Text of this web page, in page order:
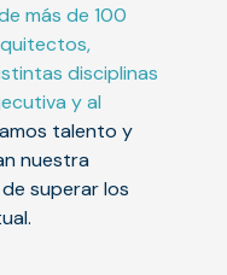
más de 100
disciplinas
y al
talento y
nuestra
superar los